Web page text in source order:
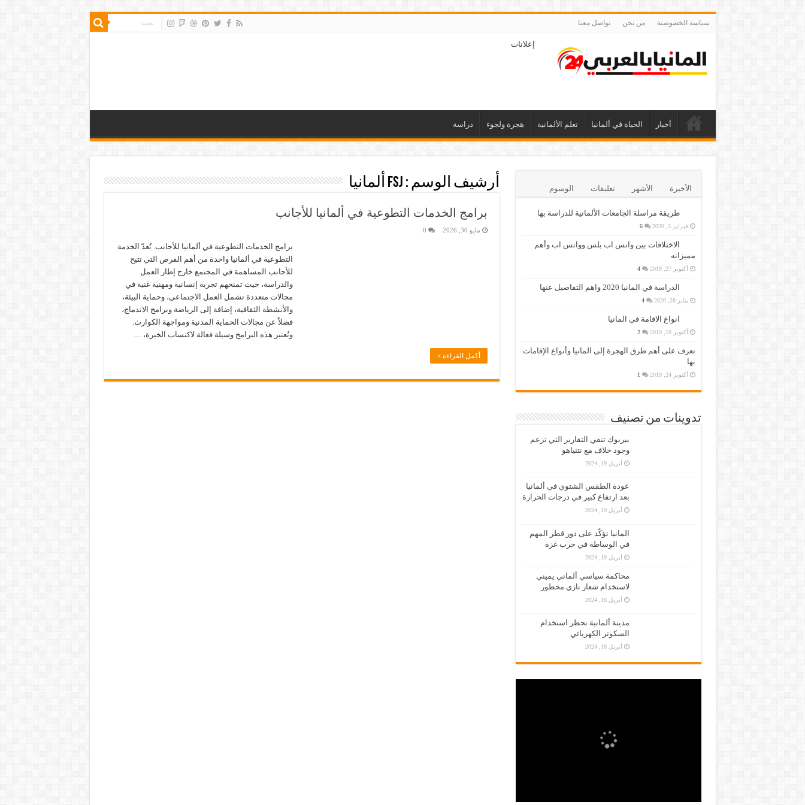
سياسة الخصوصية من نحن تواصل معنا
إعلانات
أخبار الحياة في ألمانيا تعلم الألمانية هجرة ولجوء دراسة
أرشيف الوسم : FSJ ألمانيا
برامج الخدمات التطوعية في ألمانيا للأجانب
مايو 30, 2026 0
برامج الخدمات التطوعية في ألمانيا للأجانب. تُعدّ الخدمة
التطوعية في ألمانيا واحدة من أهم الفرص التي تتيح
للأجانب المساهمة في المجتمع خارج إطار العمل
والدراسة، حيث تمنحهم تجربة إنسانية ومهنية غنية في
مجالات متعددة تشمل العمل الاجتماعي، وحماية البيئة،
والأنشطة الثقافية، إضافة إلى الرياضة وبرامج الاندماج،
فضلاً عن مجالات الحماية المدنية ومواجهة الكوارث.
وتُعتبر هذه البرامج وسيلة فعالة لاكتساب الخبرة، …
أكمل القراءة »
الأخيرة الأشهر تعليقات الوسوم
طريقة مراسلة الجامعات الألمانية للدراسة بها
فبراير 5, 2020 6
الاختلافات بين واتس اب بلس وواتس اب وأهم
مميزاته
أكتوبر 27, 2019 4
الدراسة في المانيا 2020 واهم التفاصيل عنها
يناير 28, 2020 4
انواع الاقامة في المانيا
أكتوبر 10, 2019 2
تعرف على أهم طرق الهجرة إلى المانيا وأنواع الإقامات
بها
أكتوبر 24, 2019 1
تدوينات من تصنيف
بيربوك تنفي التقارير التي تزعم
وجود خلاف مع نتنياهو
أبريل 19, 2024
عودة الطقس الشتوي في ألمانيا
بعد ارتفاع كبير في درجات الحرارة
أبريل 19, 2024
المانيا تؤكّد على دور قطر المهم
في الوساطة في حرب غزة
أبريل 19, 2024
محاكمة سياسي ألماني يميني
لاستخدام شعار نازي محظور
أبريل 18, 2024
مدينة ألمانية تحظر استخدام
السكوتر الكهربائي
أبريل 18, 2024